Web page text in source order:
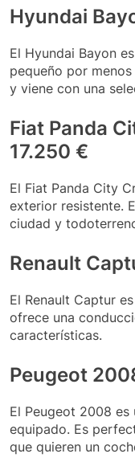
Hyundai
El Hyundai Bayon
pequeño por
y viene con una
Fiat Panda
17.250 €
El Fiat Panda City
exterior resistente.
ciudad y
Renault
El Renault Captur
ofrece una
características.
Peugeot
El Peugeot 2008 es
equipado. Es
que quieren un